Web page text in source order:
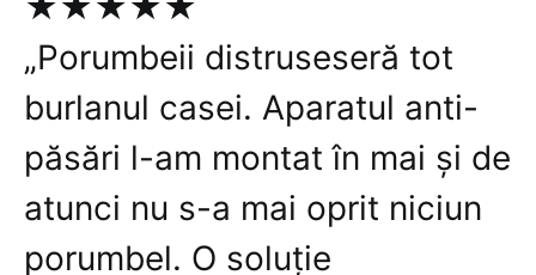
„Porumbeii distruseseră tot
burlanul casei. Aparatul anti-
păsări l-am montat în mai și de
atunci nu s-a mai oprit niciun
porumbel. O soluție